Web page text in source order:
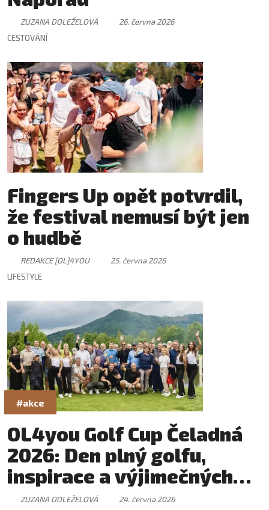
ZUZANA DOLEŽELOVÁ
26. června 2026
CESTOVÁNÍ
Fingers Up opět potvrdil,
že festival nemusí být jen
o hudbě
REDAKCE [OL]4YOU
25. června 2026
LIFESTYLE
#akce
OL4you Golf Cup Čeladná
2026: Den plný golfu,
inspirace a výjimečných
setkání
ZUZANA DOLEŽELOVÁ
24. června 2026